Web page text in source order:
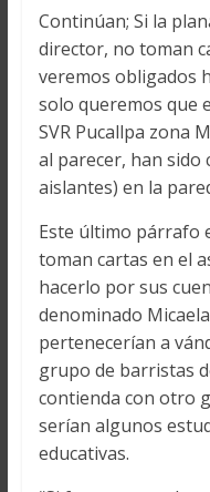
Continúan; Si la
director, no toman
veremos obligados
solo queremos que
SVR Pucallpa zona
al parecer, han sido
aislantes) en la
Este último párrafo
toman cartas en el
hacerlo por sus
denominado
pertenecerían a
grupo de barristas
contienda con otro
serían algunos
educativas.